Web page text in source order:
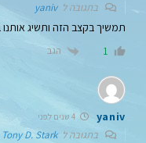
בתגובה לyaniv
תמשיך בקצב הזה ותשיג
1 הגב
yaniv 4 שנים לפני
בתגובה לD. Stark